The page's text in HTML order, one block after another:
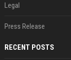
Legal
Press Release
RECENT POSTS